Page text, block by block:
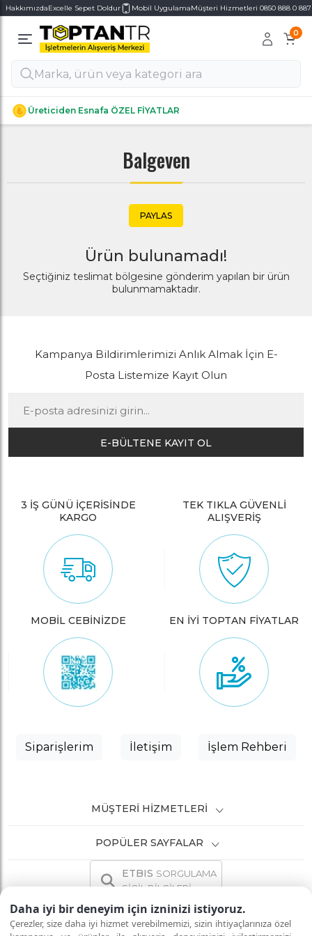
Daha iyi bir deneyim için izninizi istiyoruz.
Çerezler, size daha iyi hizmet verebilmemizi, sizin ihtiyaçlarınıza özel
HakkımızdaExcelle Sepet Doldur Mobil UygulamaMüşteri Hizmetleri 0850 888 0 887
0
Üreticiden Esnafa ÖZEL FİYATLAR
Alt Kategoriler
Alt Kategoriler
Balgeven
PAYLAS
Ürün bulunamadı!
Seçtiğiniz teslimat bölgesine gönderim yapılan bir ürün
bulunmamaktadır.
Kampanya Bildirimlerimizi Anlık Almak İçin E-
Posta Listemize Kayıt Olun
E-BÜLTENE KAYIT OL
3 İŞ GÜNÜ İÇERİSİNDE
KARGO
TEK TIKLA GÜVENLİ
ALIŞVERİŞ
MOBİL CEBİNİZDE EN İYİ TOPTAN FİYATLAR
Siparişlerim İletişim İşlem Rehberi
MÜŞTERI HIZMETLERI
POPÜLER SAYFALAR
ETBIS SORGULAMA
SİCİL BİLGİLERİ